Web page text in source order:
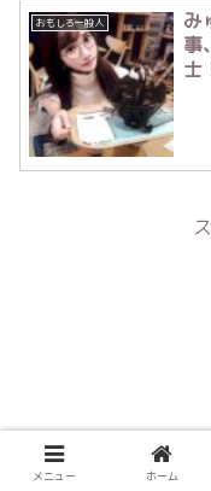
おもしろ一般人
み
事
士
メニュー ホーム